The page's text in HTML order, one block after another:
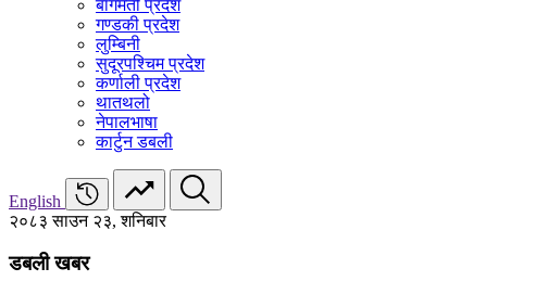
बागमती प्रदेश
गण्डकी प्रदेश
लुम्बिनी
सुदूरपश्चिम प्रदेश
कर्णाली प्रदेश
थातथलो
नेपालभाषा
कार्टुन डबली
English
२०८३ साउन २३, शनिबार
डबली खबर